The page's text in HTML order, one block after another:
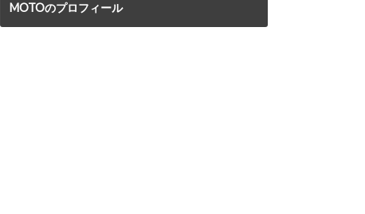
MOTOのプロフィール